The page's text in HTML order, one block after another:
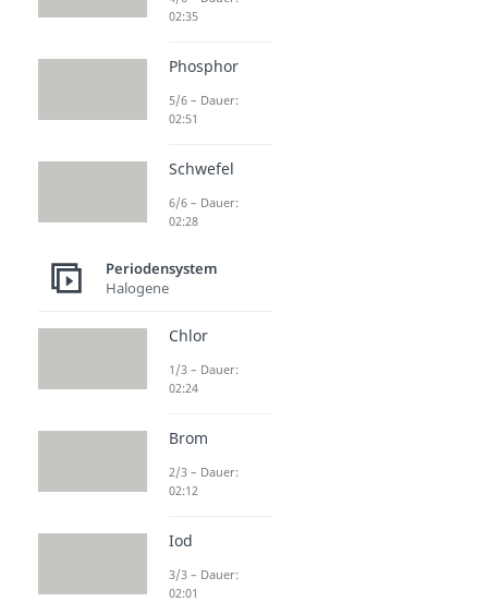
02:35
Phosphor
5/6 – Dauer:
02:51
Schwefel
6/6 – Dauer:
02:28
Periodensystem
Halogene
Chlor
1/3 – Dauer:
02:24
Brom
2/3 – Dauer:
02:12
Iod
3/3 – Dauer:
02:01